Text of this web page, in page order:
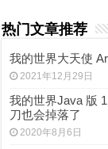
热门文章推荐
我的世界大天使
2021年12月29日
我的世界Java 版
刀也会掉落了
2020年8月6日